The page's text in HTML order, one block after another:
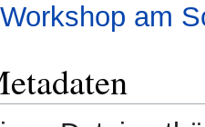
Workshop am